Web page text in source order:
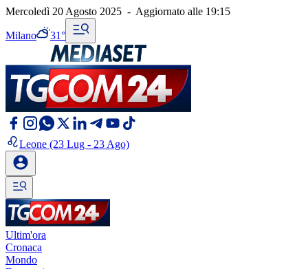
Mercoledì 20 Agosto 2025 - Aggiornato alle 19:15
Milano 31°
Leone (23 Lug - 23 Ago)
Ultim'ora
Cronaca
Mondo